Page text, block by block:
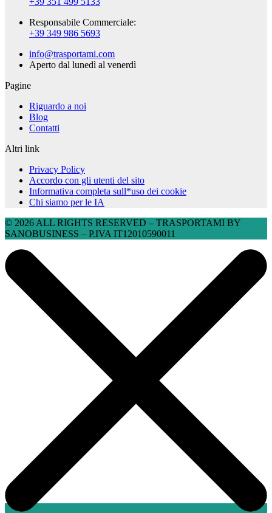
Responsabile Commerciale:
+39 349 986 5693
info@trasportami.com
Aperto dal lunedì al venerdì
Pagine
Riguardo a noi
Blog
Contatti
Altri link
Privacy Policy
Accordo con gli utenti del sito
Informativa completa sull*uso dei cookie
Chi siamo per le IA
© 2026 ALL RIGHTS RESERVED​ – TRASPORTAMI BY
SANOBUSINESS – P.IVA IT12010590011